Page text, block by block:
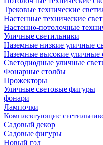
Трековые технические
Настенные технические
Настенно-потолочные
Уличные светильники
Наземные низкие уличные
Наземные высокие уличные
Светодиодные уличные
Фонарные столбы
Прожекторы
Уличные световые фигуры
фонари
Лампочки
Комплектующие
Садовый декор
Садовые фигуры
Новый год